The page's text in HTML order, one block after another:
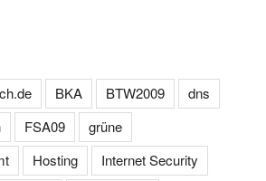
BKA BTW2009
dns
FSA09
grüne
Hosting
Internet Security